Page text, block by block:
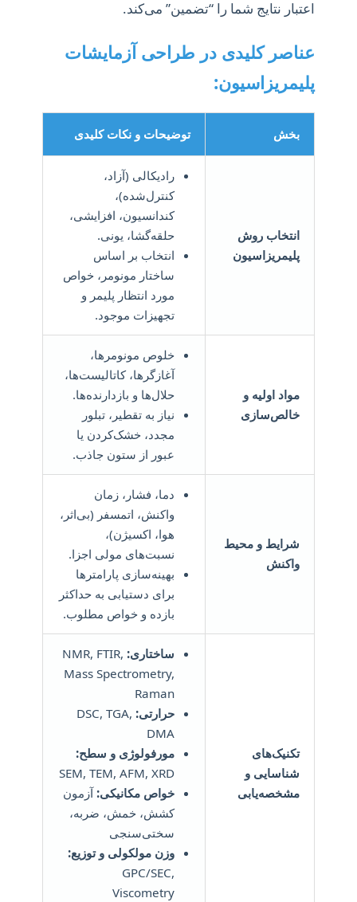
اعتبار نتایج شما را “تضمین” می‌کند.
عناصر کلیدی در طراحی آزمایشات
پلیمریزاسیون:
بخش توضیحات و نکات کلیدی
انتخاب روش
پلیمریزاسیون
رادیکالی (آزاد،
کنترل‌شده)،
کندانسیون، افزایشی،
حلقه‌گشا، یونی.
انتخاب بر اساس
ساختار مونومر، خواص
مورد انتظار پلیمر و
تجهیزات موجود.
مواد اولیه و
خالص‌سازی
خلوص مونومرها،
آغازگرها، کاتالیست‌ها،
حلال‌ها و بازدارنده‌ها.
نیاز به تقطیر، تبلور
مجدد، خشک‌کردن یا
عبور از ستون جاذب.
شرایط و محیط
واکنش
دما، فشار، زمان
واکنش، اتمسفر (بی‌اثر،
هوا، اکسیژن)،
نسبت‌های مولی اجزا.
بهینه‌سازی پارامترها
برای دستیابی به حداکثر
بازده و خواص مطلوب.
تکنیک‌های
شناسایی و
مشخصه‌یابی
ساختاری: NMR, FTIR,
Mass Spectrometry,
Raman
حرارتی: DSC, TGA,
DMA
مورفولوژی و سطح:
SEM, TEM, AFM, XRD
خواص مکانیکی: آزمون
کشش، خمش، ضربه،
سختی‌سنجی
وزن مولکولی و توزیع:
GPC/SEC,
Viscometry